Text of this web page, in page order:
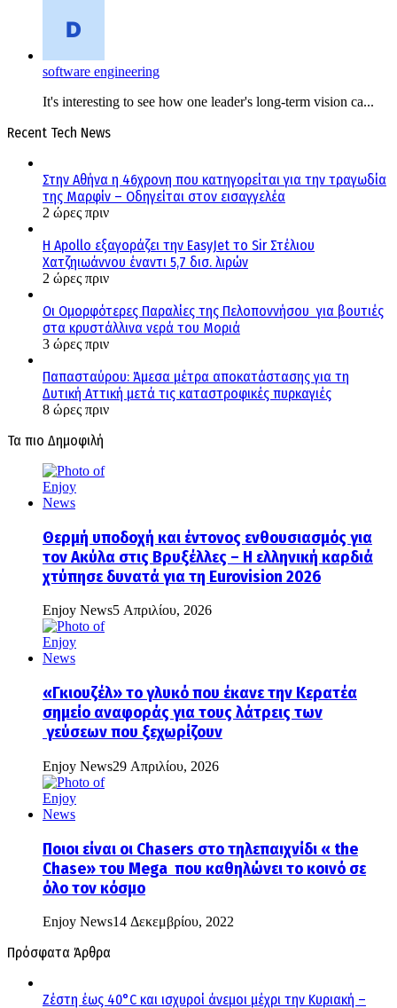
software engineering
It's interesting to see how one leader's long-term vision ca...
Recent Tech News
Στην Αθήνα η 46χρονη που κατηγορείται για την τραγωδία
της Μαρφίν – Οδηγείται στον εισαγγελέα
2 ώρες πριν
Η Apollo εξαγοράζει την EasyJet το Sir Στέλιου
Χατζηιωάννου έναντι 5,7 δισ. λιρών
2 ώρες πριν
Οι Ομορφότερες Παραλίες της Πελοποννήσου για βουτιές
στα κρυστάλλινα νερά του Μοριά
3 ώρες πριν
Παπασταύρου: Άμεσα μέτρα αποκατάστασης για τη
Δυτική Αττική μετά τις καταστροφικές πυρκαγιές
8 ώρες πριν
Τα πιο Δημοφιλή
Θερμή υποδοχή και έντονος ενθουσιασμός για
τον Ακύλα στις Βρυξέλλες – Η ελληνική καρδιά
χτύπησε δυνατά για τη Eurovision 2026
Enjoy News5 Απριλίου, 2026
«Γκιουζέλ» το γλυκό που έκανε την Κερατέα
σημείο αναφοράς για τους λάτρεις των
γεύσεων που ξεχωρίζουν
Enjoy News29 Απριλίου, 2026
Ποιοι είναι οι Chasers στο τηλεπαιχνίδι « the
Chase» του Mega που καθηλώνει το κοινό σε
όλο τον κόσμο
Enjoy News14 Δεκεμβρίου, 2022
Πρόσφατα Άρθρα
Ζέστη έως 40°C και ισχυροί άνεμοι μέχρι την Κυριακή –